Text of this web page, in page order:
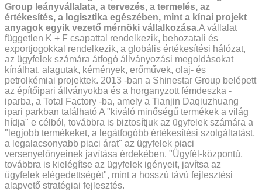
Group leányvállalata, a tervezés, a termelés, az
értékesítés, a logisztika egészében, mint a kínai projekt
anyagok egyik vezető mérnöki vállalkozása.A vállalat
független K + F csapattal rendelkezik, behozatali és
exportjogokkal rendelkezik, a globális értékesítési hálózat,
az ügyfelek számára átfogó állványozási megoldásokat
kínálhat. alagutak, kémények, erőművek, olaj- és
petrolkémiai projektek. 2013 -ban a Shinestar Group belépett
az építőipari állványokba és a horganyzott fémdeszka -
iparba, a Total Factory -ba, amely a Tianjin Daqiuzhuang
ipari parkban található A "kiváló minőségű termékek a világ
hídja" e célból, továbbra is biztosítjuk az ügyfelek számára a
"legjobb termékeket, a legátfogóbb értékesítési szolgáltatást,
a legalacsonyabb piaci árat" az ügyfelek piaci
versenyelőnyeinek javítása érdekében. "Ügyfél-központú,
továbbra is kielégítse az ügyfelek igényeit, javítsa az
ügyfelek elégedettségét", mint a hosszú távú fejlesztési
alapvető stratégiai fejlesztés.